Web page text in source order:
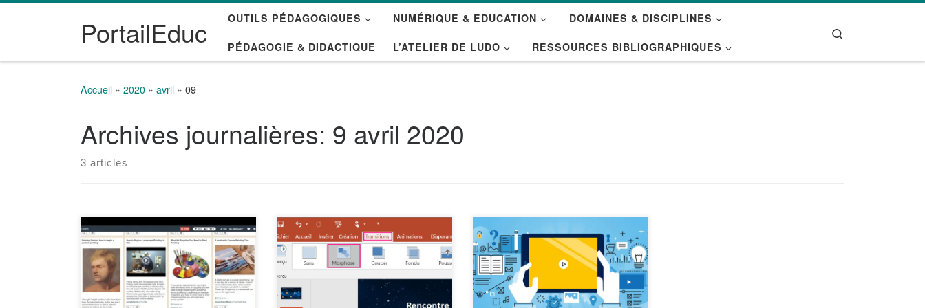
PortailEduc OUTILS PÉDAGOGIQUES NUMÉRIQUE & EDUCATION DOMAINES & DISCIPLINES
PÉDAGOGIE & DIDACTIQUE L’ATELIER DE LUDO RESSOURCES BIBLIOGRAPHIQUES
Accueil » 2020 » avril » 09
Archives journalières: 9 avril 2020
3 articles
Voici quelques outils pour
partager facilement du contenu
avec vos apprenants. Netboard
– https://netboard.me Netboard
est un outil en ligne gratuit et
La transition Morphose vous
permet d’animer le passage en
douceur d’une diapositive à
l’autre. Vous pouvez appliquer la
transition Morphose aux
De nombreux outils et tutoriels
existent pour créer des capsules
vidéo. Petit tour d’horizon (non-
exhaustif) des possibilités.
Comment faire une capsule vidéo